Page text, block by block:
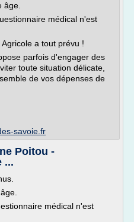
âge.
médical n'est
a tout prévu !
parfois d'engager des
toute situation délicate,
de vos dépenses de
savoie.fr
Poitou -
...
médical n'est